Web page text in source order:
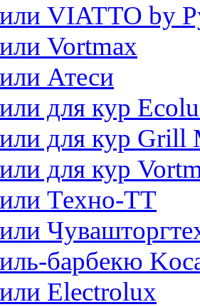
VIATTO by
Vortmax
Атеси
для кур
для кур Grill
для кур
Техно-ТТ
барбекю
Electrolux